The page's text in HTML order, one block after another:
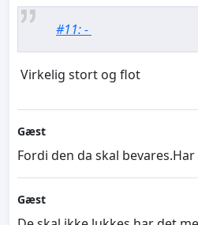
#11: -
Virkelig stort og flot
Gæst
Fordi den da skal
Gæst